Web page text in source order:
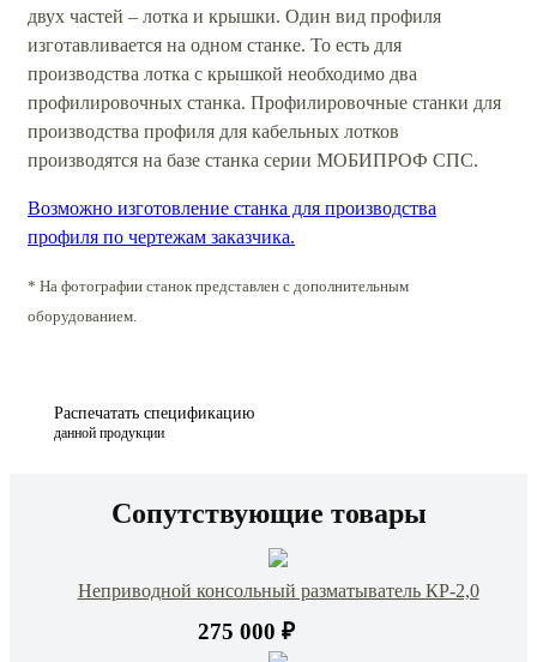
двух частей – лотка и крышки. Один вид профиля
изготавливается на одном станке. То есть для
производства лотка с крышкой необходимо два
профилировочных станка. Профилировочные станки для
производства профиля для кабельных лотков
производятся на базе станка серии МОБИПРОФ СПС.
Возможно изготовление станка для производства
профиля по чертежам заказчика.
* На фотографии станок представлен с дополнительным
оборудованием.
Распечатать спецификацию
данной продукции
Сопутствующие товары
Неприводной консольный разматыватель КР-2,0
275 000 ₽